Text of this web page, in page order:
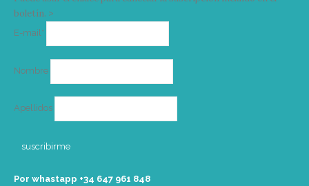
boletín. >
E-mail*
Nombre
Apellidos
Por whastapp +34 ‭647 961 848‬